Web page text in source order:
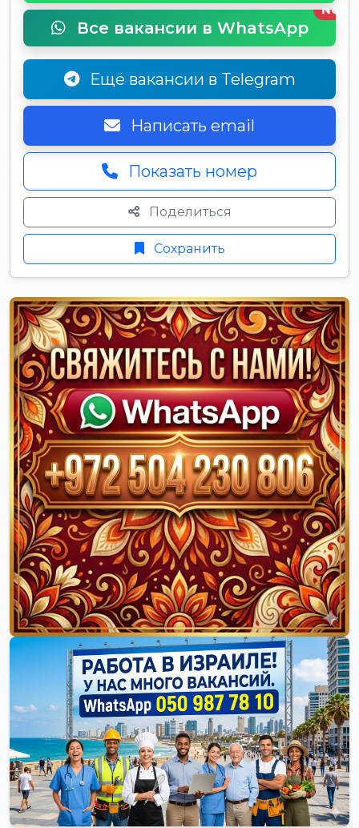
Все вакансии в WhatsApp
New
Ещё вакансии в Telegram
Написать email
Показать номер
Поделиться
Сохранить